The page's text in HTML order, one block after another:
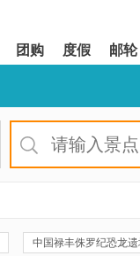
团购 度假 邮轮
中国禄丰侏罗纪恐龙